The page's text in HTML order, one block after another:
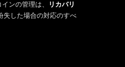
ンの管理は、
リカバリ
した場合の対応のすべ